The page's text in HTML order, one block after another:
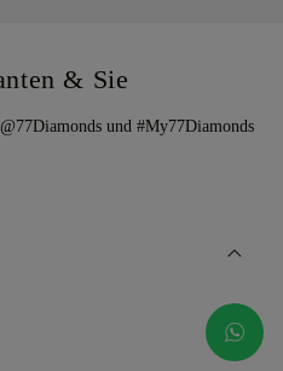
& Sie
und #My77Diamonds